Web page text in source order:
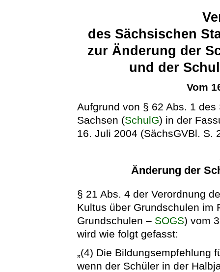
des Sächsischen
zur Änderung der
und der
Vom
Aufgrund von § 62 Abs. 1
Sachsen (SchulG) in der
16. Juli 2004 (SächsGVBl. S.
Änderung der
§ 21 Abs. 4 der Verordnung
Kultus über Grundschulen im
Grundschulen – SOGS) vom
wird wie folgt gefasst:
„(4) Die Bildungsempfehlung
wenn der Schüler in der